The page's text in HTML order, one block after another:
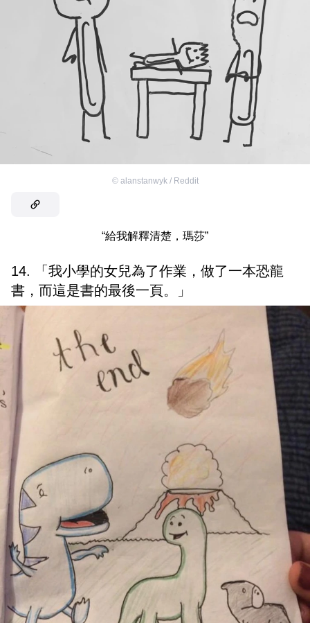
© alanstanwyk / Reddit
“給我解釋清楚，瑪莎”
14. 「我小學的女兒為了作業，做了一本恐龍
書，而這是書的最後一頁。」